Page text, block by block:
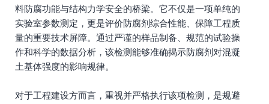
料防腐功能与结构力学安全的桥梁。它不仅是一项单纯的
实验室参数测定，更是评价防腐剂综合性能、保障工程质
量的重要技术屏障。通过严谨的样品制备、规范的试验操
作和科学的数据分析，该检测能够准确揭示防腐剂对混凝
土基体强度的影响规律。
对于工程建设方而言，重视并严格执行该项检测，是规避